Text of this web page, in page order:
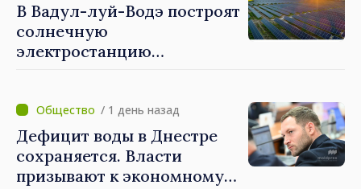
В Вадул-луй-Водэ построят
солнечную
электростанцию
/ 1 день назад
Дефицит воды в Днестре
сохраняется. Власти
призывают к экономному